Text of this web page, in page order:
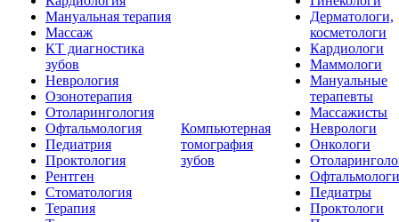
Мануальная терапия
Массаж
КТ диагностика
зубов
Неврология
Озонотерапия
Отоларингология
Офтальмология
Педиатрия
Проктология
Рентген
Стоматология
Терапия
Компьютерная
томография
зубов
Дерматологи,
косметологи
Кардиологи
Маммологи
Мануальные
терапевты
Массажисты
Неврологи
Онкологи
Офтальмологи
Педиатры
Проктологи